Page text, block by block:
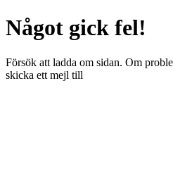
Något gick fel!
Försök att ladda om sidan. Om
skicka ett mejl till